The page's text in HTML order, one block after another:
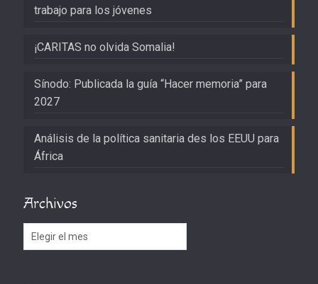
trabajo para los jóvenes
¡CARITAS no olvida Somalia!
Sínodo: Publicada la guía “Hacer memoria” para
2027
Análisis de la política sanitaria des los EEUU para
África
Archivos
Archivos